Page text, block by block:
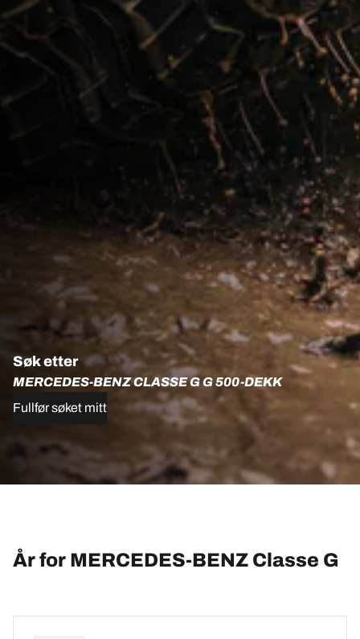
Søk etter
MERCEDES-BENZ CLASSE G G 500-DEKK
Fullfør søket mitt
År for MERCEDES-BENZ Classe G